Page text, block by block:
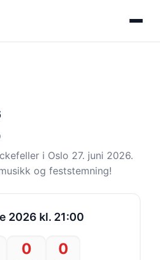
i Oslo 27. juni 2026.
og feststemning!
2026 kl. 21:00
0 0